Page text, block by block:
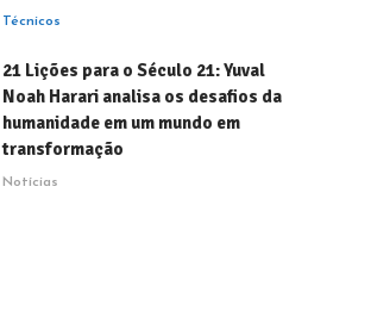
Técnicos
21 Lições para o Século 21: Yuval
Noah Harari analisa os desafios da
humanidade em um mundo em
transformação
Notícias